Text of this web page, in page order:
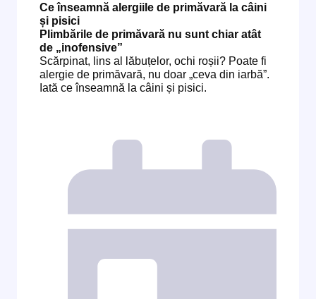
Ce înseamnă alergiile de primăvară la câini
și pisici
Plimbările de primăvară nu sunt chiar atât
de „inofensive”
Scărpinat, lins al lăbuțelor, ochi roșii? Poate fi
alergie de primăvară, nu doar „ceva din iarbă”.
Iată ce înseamnă la câini și pisici.